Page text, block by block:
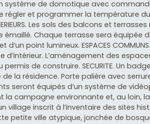
système de domotique avec
régler et programmer la température
Les sols des balcons et
émaillé. Chaque terrasse sera équipée
d’un point lumineux. ESPACES
d’intérieur. L’aménagement des
de construire. SECURITE. Un
de la résidence. Porte palière avec
seront équipés d’un système de
la campagne environnante et, au loin,
village inscrit à l’inventaire des sites
petite ville atypique, jonchée de